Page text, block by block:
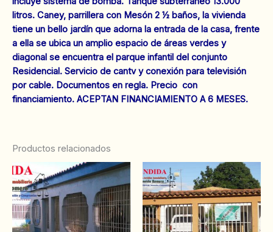
litros. Caney, parrillera con Mesón 2 ½ baños, la vivienda
tiene un bello jardín que adorna la entrada de la casa, frente
a ella se ubica un amplio espacio de áreas verdes y
diagonal se encuentra el parque infantil del conjunto
Residencial. Servicio de cantv y conexión para televisión
por cable. Documentos en regla. Precio con
financiamiento. ACEPTAN FINANCIAMIENTO A 6 MESES.
Productos relacionados